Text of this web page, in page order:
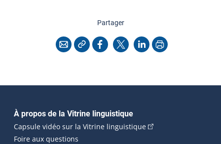
Partagercette page
CourrielCopier l'adresse
Facebook
X LinkedInImprimer
Navigation principale
À propos de la Vitrine linguistique
Capsule vidéo sur la Vitrine linguistique(Cet hyperlien
Foire aux questions